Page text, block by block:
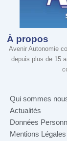
À propos
Avenir Autonomie
depuis plus de 15
Qui sommes
Actualités
Données
Mentions Légales